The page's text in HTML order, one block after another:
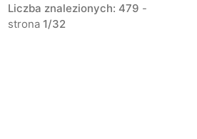
Liczba znalezionych: 479 -
strona 1/32